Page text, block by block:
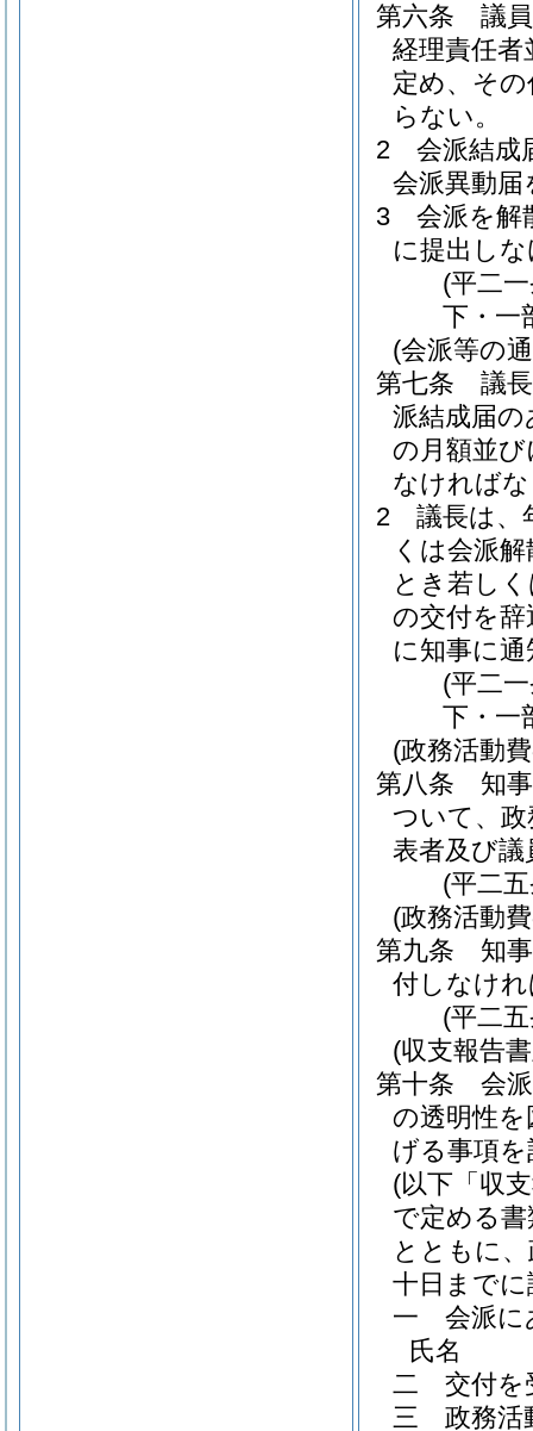
第六条
議
経理責任
定め、そ
らない。
2
会派結成
会派異動
3
会派を解
に提出し
(平二
下・一
(会派等の
第七条
議
派結成届
の月額並
なければ
2
議長は、
くは会派
とき若し
の交付を
に知事に
(平二
下・一
(政務活動
第八条
知
ついて、
表者及び
(平二
(政務活動
第九条
知
付しなけ
(平二
(収支報告
第十条
会
の透明性
げる事項
(以下「収
で定める
とともに
十日まで
一
会派に
氏名
二
交付を
三
政務活